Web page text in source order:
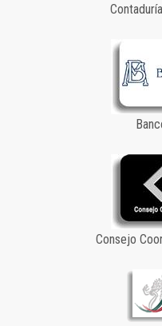
Consejo